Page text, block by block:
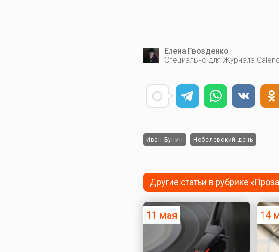
Елена Гвозденко
Специально для Журнала
Иван Бунин Нобелевский день
Другие статьи в рубрике
11 мая 14